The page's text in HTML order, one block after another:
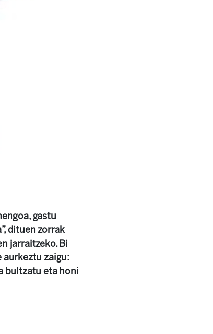
gastu
dituen zorrak
jarraitzeko. Bi
aurkeztu zaigu:
bultzatu eta honi